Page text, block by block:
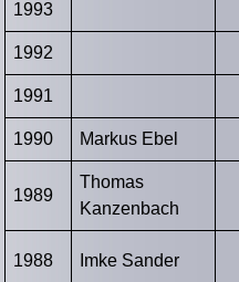
1993
1992
1991
1990 Markus Ebel
1989
Thomas
Kanzenbach
1988 Imke Sander